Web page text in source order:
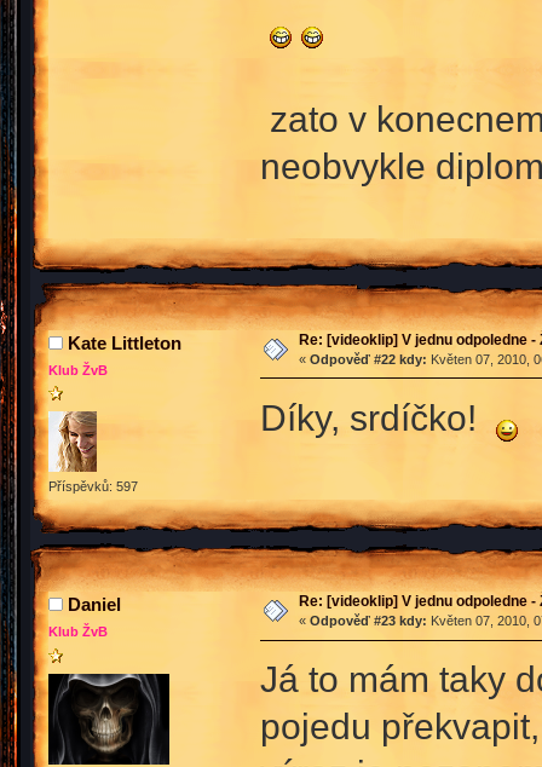
zato v
neobvykle
Kate Littleton
Klub ŽvB
Příspěvků: 597
Re: [videoklip] V jednu odpoledne
« Odpověď #22 kdy: Květen 07, 2010,
Díky, srdíčko!
Daniel
Klub ŽvB
Re: [videoklip] V jednu odpoledne
« Odpověď #23 kdy: Květen 07, 2010,
Já to mám taky
pojedu